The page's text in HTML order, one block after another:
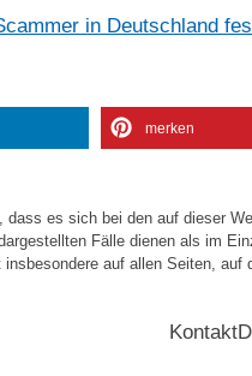
in Deutschland
merken
es sich bei den auf dieser
Fälle dienen als im
auf allen Seiten, auf
Kontakt